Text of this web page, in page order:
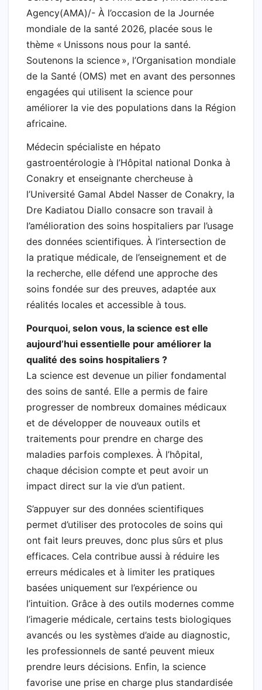
Agency(AMA)/- À l’occasion de la Journée
mondiale de la santé 2026, placée sous le
thème « Unissons nous pour la santé.
Soutenons la science », l’Organisation mondiale
de la Santé (OMS) met en avant des personnes
engagées qui utilisent la science pour
améliorer la vie des populations dans la Région
africaine.
Médecin spécialiste en hépato
gastroentérologie à l’Hôpital national Donka à
Conakry et enseignante chercheuse à
l’Université Gamal Abdel Nasser de Conakry, la
Dre Kadiatou Diallo consacre son travail à
l’amélioration des soins hospitaliers par l’usage
des données scientifiques. À l’intersection de
la pratique médicale, de l’enseignement et de
la recherche, elle défend une approche des
soins fondée sur des preuves, adaptée aux
réalités locales et accessible à tous.
Pourquoi, selon vous, la science est elle
aujourd’hui essentielle pour améliorer la
qualité des soins hospitaliers ?
La science est devenue un pilier fondamental
des soins de santé. Elle a permis de faire
progresser de nombreux domaines médicaux
et de développer de nouveaux outils et
traitements pour prendre en charge des
maladies parfois complexes. À l’hôpital,
chaque décision compte et peut avoir un
impact direct sur la vie d’un patient.
S’appuyer sur des données scientifiques
permet d’utiliser des protocoles de soins qui
ont fait leurs preuves, donc plus sûrs et plus
efficaces. Cela contribue aussi à réduire les
erreurs médicales et à limiter les pratiques
basées uniquement sur l’expérience ou
l’intuition. Grâce à des outils modernes comme
l’imagerie médicale, certains tests biologiques
avancés ou les systèmes d’aide au diagnostic,
les professionnels de santé peuvent mieux
prendre leurs décisions. Enfin, la science
favorise une prise en charge plus standardisée